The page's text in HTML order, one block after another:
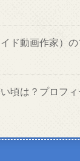
ド動画作家）
頃は？プロフ